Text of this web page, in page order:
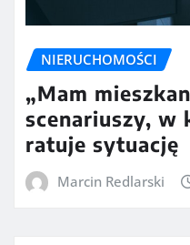
NIERUCHOMOŚCI
„Mam
scenariuszy, w
ratuje sytuację
Marcin Redlarski